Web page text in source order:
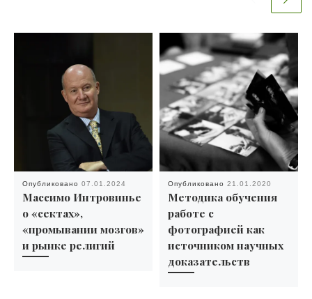
Опубликовано 07.01.2024
Массимо Интровинье
о «сектах»,
«промывании мозгов»
и рынке религий
Опубликовано 21.01.2020
Методика обучения
работе с
фотографией как
источником научных
доказательств